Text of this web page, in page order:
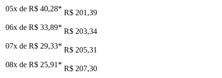
05x de R$ 40,28* R$ 201,39
06x de R$ 33,89* R$ 203,34
07x de R$ 29,33* R$ 205,31
08x de R$ 25,91 * R$ 207,30